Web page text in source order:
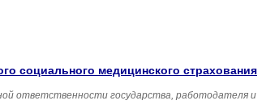
социального медицинского страхования
ответственности государства, работодателя и